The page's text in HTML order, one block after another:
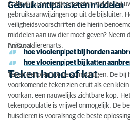
Gebruik antiparasieten middelen
Gebruikt u een antiparasieten middel bij
gebruiksaanwijzingen op uit de bijsluiter.
veiligheidsvoorschriften die hierin
middelen aan uw dier moet geven? Neem
AniCura dierenarts.
Lees ook:
hoe vlooienpipet bij honden
hoe vlooienpipet bij katten
Teken hond of kat
Teken behoren tot de spinachtigen. De bij
voorkomende teken zien eruit als een
voorkant een nauwelijks zichtbare kop.
tekenpopulatie is vrijwel onmogelijk. De
huisdieren is vooralsnog de beste